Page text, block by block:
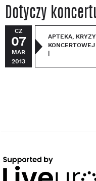
Dotyczy
CZ
07
MAR
2013
APTEKA,